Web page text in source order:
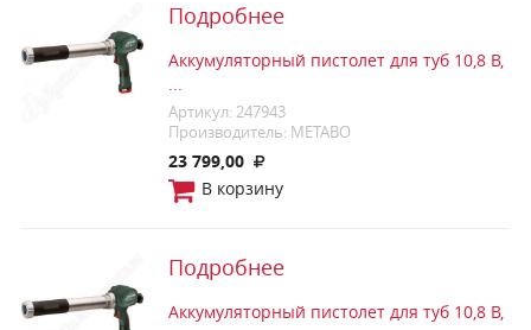
Подробнее
Аккумуляторный пистолет для туб 10,8 В,
...
Артикул: 247943
Производитель: METABO
23 799,00
В корзину
Подробнее
Аккумуляторный пистолет для туб 10,8 В,